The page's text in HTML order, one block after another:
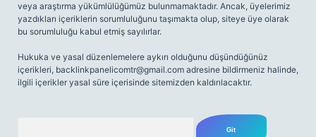
veya araştırma yükümlülüğümüz bulunmamaktadır. Ancak, üyelerimiz
yazdıkları içeriklerin sorumluluğunu taşımakta olup, siteye üye olarak
bu sorumluluğu kabul etmiş sayılırlar.
Hukuka ve yasal düzenlemelere aykırı olduğunu düşündüğünüz
içerikleri, backlinkpanelicomtr@gmail.com adresine bildirmeniz halinde,
ilgili içerikler yasal süre içerisinde sitemizden kaldırılacaktır.